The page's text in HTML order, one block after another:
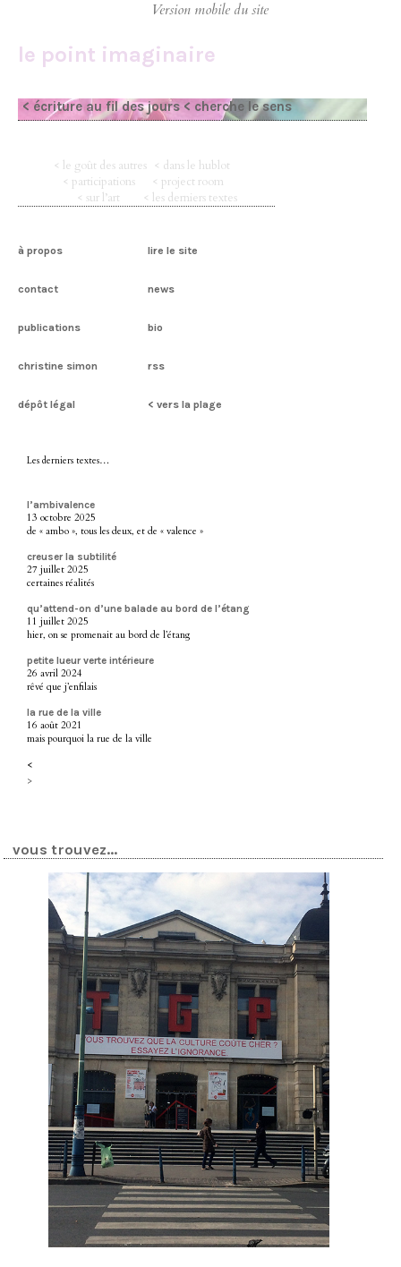
le point imaginaire
< écriture au fil des jours < cherche le sens
< le goût des autres < dans le hublot
< participations
< project room
< sur l’art
< les derniers textes
à propos lire le site
contact news
publications bio
christine simon rss
dépôt légal < vers la plage
Les derniers textes…
l’ambivalence
13 octobre 2025
de « ambo », tous les deux, et de « valence »
creuser la subtilité
27 juillet 2025
certaines réalités
qu’attend-on d’une balade au bord de l’étang
11 juillet 2025
hier, on se promenait au bord de l’étang
petite lueur verte intérieure
26 avril 2024
rêvé que j’enfilais
la rue de la ville
16 août 2021
mais pourquoi la rue de la ville
<
>
vous trouvez...